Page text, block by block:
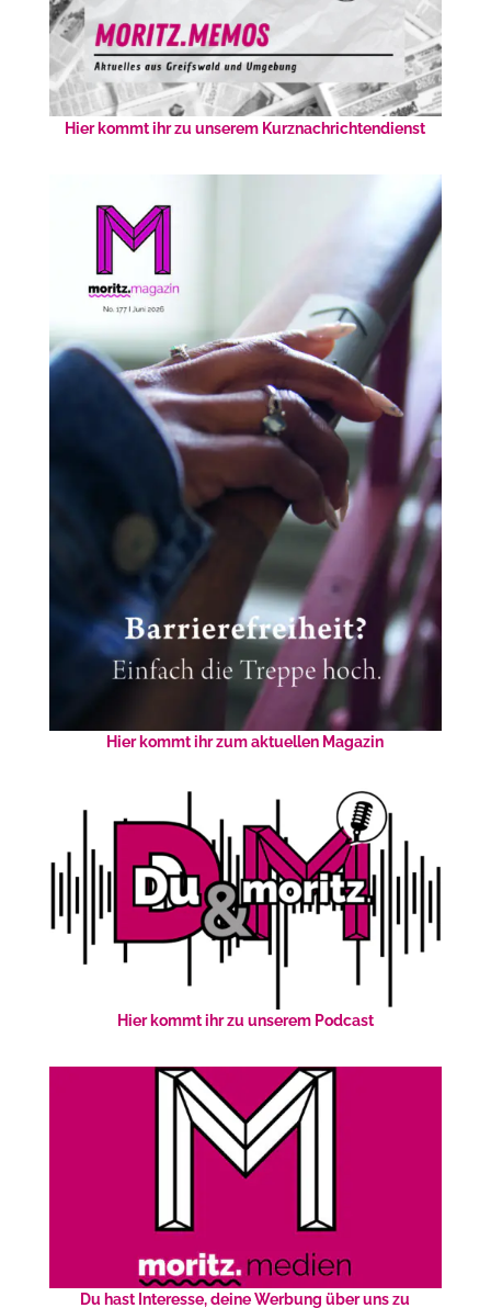
Hier kommt ihr zu unserem Kurznachrichtendienst
Hier kommt ihr zum aktuellen Magazin
Hier kommt ihr zu unserem Podcast
Du hast Interesse, deine Werbung über uns zu